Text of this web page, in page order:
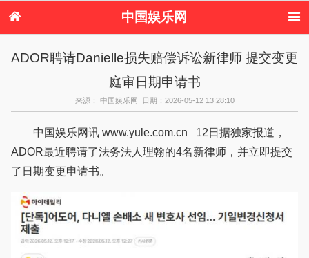
中国娱乐网
港台娱乐
日本娱乐 韩国娱乐
欧美娱乐
音乐新闻 影视新闻
港台明星八卦
日本韩国明星
欧美明星八卦
ADOR聘请Danielle损失赔偿诉讼新律师 提交变更
庭审日期申请书
来源： 中国娱乐网 日期：2026-05-12 13:28:10
中国娱乐网讯 www.yule.com.cn 12日据独家报道，
ADOR最近聘请了法务法人理翰的4名新律师，并立即提交
了日期变更申请书。